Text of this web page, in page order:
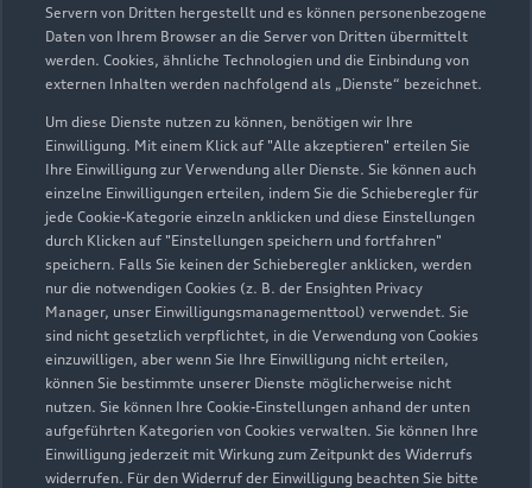
Servern von Dritten hergestellt und es können personenbezogene
Daten von Ihrem Browser an die Server von Dritten übermittelt
werden. Cookies, ähnliche Technologien und die Einbindung von
externen Inhalten werden nachfolgend als „Dienste“ bezeichnet.
Um diese Dienste nutzen zu können, benötigen wir Ihre
Einwilligung. Mit einem Klick auf "Alle akzeptieren" erteilen Sie
Ihre Einwilligung zur Verwendung aller Dienste. Sie können auch
einzelne Einwilligungen erteilen, indem Sie die Schieberegler für
jede Cookie-Kategorie einzeln anklicken und diese Einstellungen
durch Klicken auf "Einstellungen speichern und fortfahren"
speichern. Falls Sie keinen der Schieberegler anklicken, werden
nur die notwendigen Cookies (z. B. der Ensighten Privacy
Manager, unser Einwilligungsmanagementtool) verwendet. Sie
sind nicht gesetzlich verpflichtet, in die Verwendung von Cookies
einzuwilligen, aber wenn Sie Ihre Einwilligung nicht erteilen,
können Sie bestimmte unserer Dienste möglicherweise nicht
nutzen. Sie können Ihre Cookie-Einstellungen anhand der unten
aufgeführten Kategorien von Cookies verwalten. Sie können Ihre
Einwilligung jederzeit mit Wirkung zum Zeitpunkt des Widerrufs
widerrufen. Für den Widerruf der Einwilligung beachten Sie bitte
02932 890180
info@friedrich-hoffmann.de
Kontaktdaten herunterladen
Öffnungszeiten
Service
Geöffnet bis
18:00
Teile & Zubehörverkauf
Schließt bald 17:00